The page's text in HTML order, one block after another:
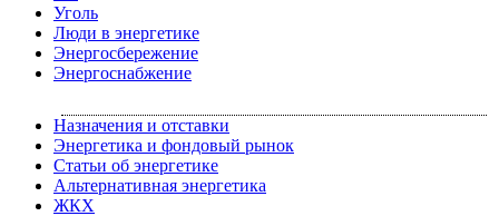
Уголь
Люди в энергетике
Энергосбережение
Энергоснабжение
Назначения и отставки
Энергетика и фондовый рынок
Статьи об энергетике
Альтернативная энергетика
ЖКХ